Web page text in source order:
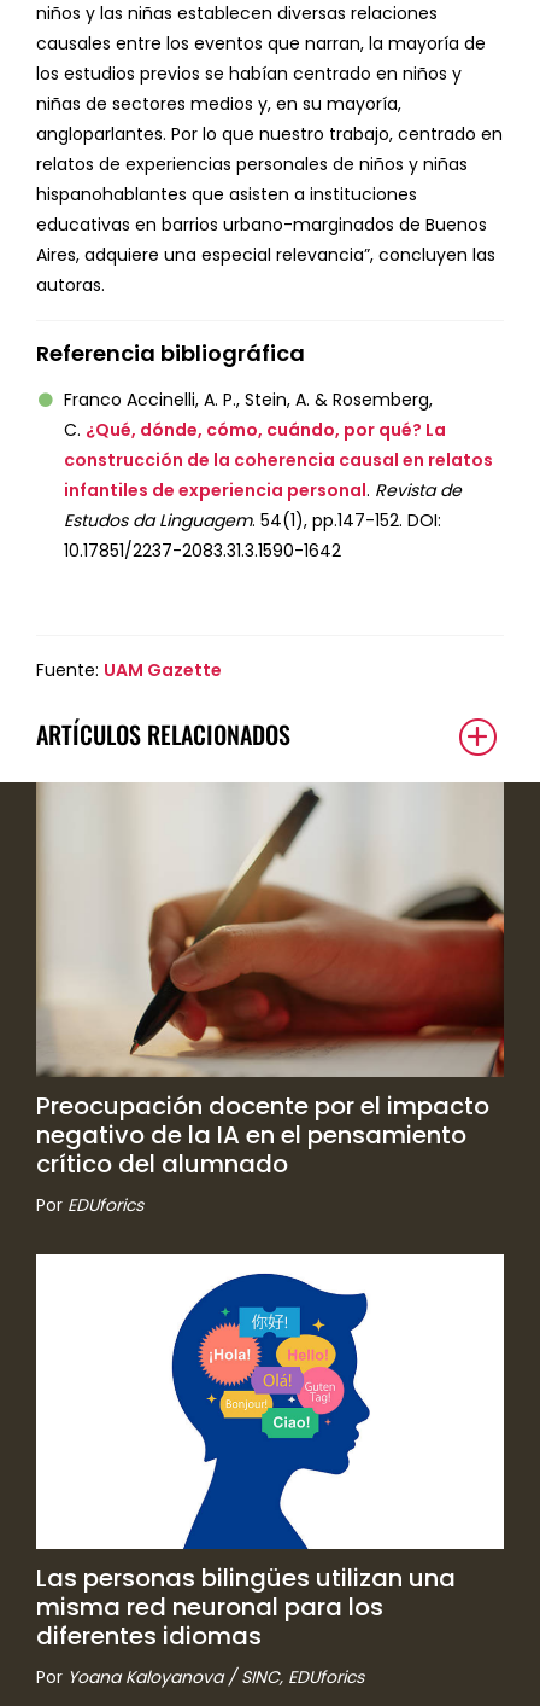
niños y las niñas establecen diversas relaciones
causales entre los eventos que narran, la mayoría de
los estudios previos se habían centrado en niños y
niñas de sectores medios y, en su mayoría,
angloparlantes. Por lo que nuestro trabajo, centrado en
relatos de experiencias personales de niños y niñas
hispanohablantes que asisten a instituciones
educativas en barrios urbano-marginados de Buenos
Aires, adquiere una especial relevancia”, concluyen las
autoras.
Referencia bibliográfica
Franco Accinelli, A. P., Stein, A. & Rosemberg,
C. ¿Qué, dónde, cómo, cuándo, por qué? La
construcción de la coherencia causal en relatos
infantiles de experiencia personal. Revista de
Estudos da Linguagem. 54(1), pp.147-152. DOI:
10.17851/2237-2083.31.3.1590-1642
Fuente: UAM Gazette
ARTÍCULOS RELACIONADOS
Preocupación docente por el impacto
negativo de la IA en el pensamiento
crítico del alumnado
Por EDUforics
Las personas bilingües utilizan una
misma red neuronal para los
diferentes idiomas
Por Yoana Kaloyanova / SINC, EDUforics